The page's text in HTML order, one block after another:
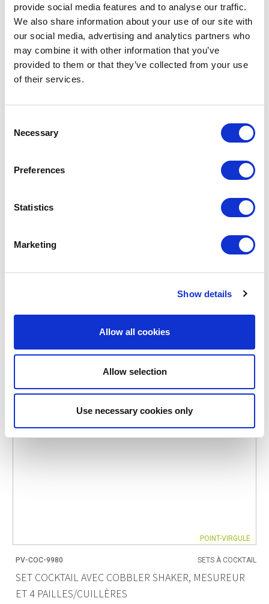
provide social media features and to analyse our traffic.
We also share information about your use of our site with
our social media, advertising and analytics partners who
may combine it with other information that you’ve
provided to them or that they’ve collected from your use
of their services.
Selection
Necessary
Preferences
Statistics
Marketing
Show details
Allow all cookies
Allow selection
Use necessary cookies only
PV-COC-9995 SETS À COCKTAIL
SET COCKTAIL 4 PCS OR: CUILLÈRE - MESUREUR -
PILON - SHAKER
POINT-VIRGULE
PV-COC-9980 SETS À COCKTAIL
SET COCKTAIL AVEC COBBLER SHAKER, MESUREUR
ET 4 PAILLES/CUILLÈRES